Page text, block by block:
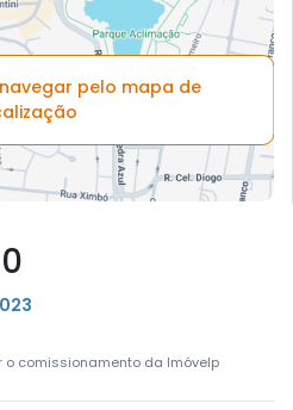
pelo mapa de
comissionamento da Imóvelp